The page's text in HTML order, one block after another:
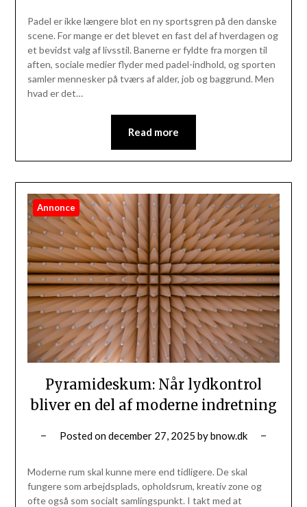
Padel er ikke længere blot en ny sportsgren på den danske
scene. For mange er det blevet en fast del af hverdagen og
et bevidst valg af livsstil. Banerne er fyldte fra morgen til
aften, sociale medier flyder med padel-indhold, og sporten
samler mennesker på tværs af alder, job og baggrund. Men
hvad er det…
Read more
Annonce
Pyramideskum: Når lydkontrol
bliver en del af moderne indretning
Posted ondecember 27, 2025 bybnow.dk
Moderne rum skal kunne mere end tidligere. De skal
fungere som arbejdsplads, opholdsrum, kreativ zone og
ofte også som socialt samlingspunkt. I takt med at